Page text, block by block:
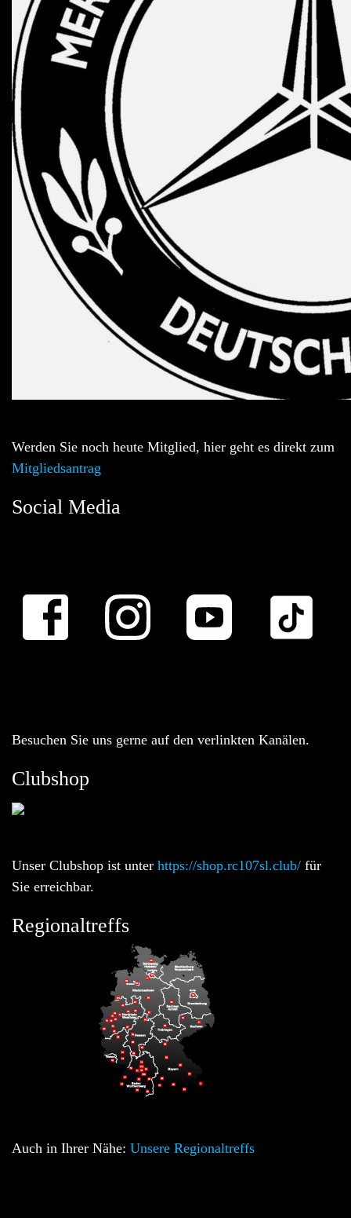
Werden Sie noch heute Mitglied, hier geht es direkt zum
Mitgliedsantrag
Social Media
Besuchen Sie uns gerne auf den verlinkten Kanälen.
Clubshop
Unser Clubshop ist unter https://shop.rc107sl.club/ für
Sie erreichbar.
Regionaltreffs
Auch in Ihrer Nähe: Unsere Regionaltreffs